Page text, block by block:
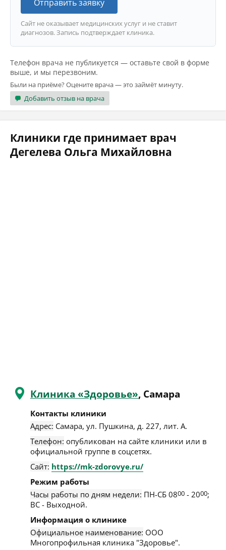
Отправить заявку
Сайт не оказывает медицинских услуг и не ставит
диагнозов. Запись подтверждает клиника.
Телефон врача не публикуется — оставьте свой в форме
выше, и мы перезвоним.
Были на приёме? Оцените врача — это займёт минуту.
Добавить отзыв на врача
Клиники где принимает врач
Дегелева Ольга Михайловна
Клиника «Здоровье», Самара
Контакты клиники
Адрес: Самара, ул. Пушкина, д. 227, лит. А.
Телефон: опубликован на сайте клиники или в
официальной группе в соцсетях.
Сайт: https://mk-zdorovye.ru/
Режим работы
Часы работы по дням недели: ПН-СБ 0800 - 2000;
ВС - Выходной.
Информация о клинике
Официальное наименование: ООО
Многопрофильная клиника "Здоровье".